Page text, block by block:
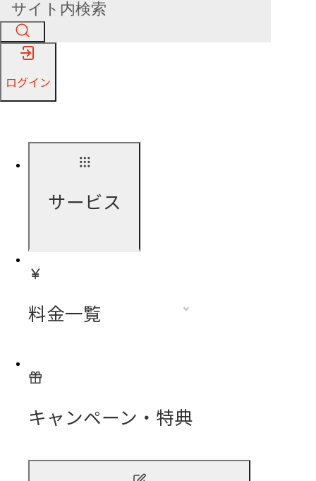
ログイン
サービス
料金一覧
キャンペーン・特典